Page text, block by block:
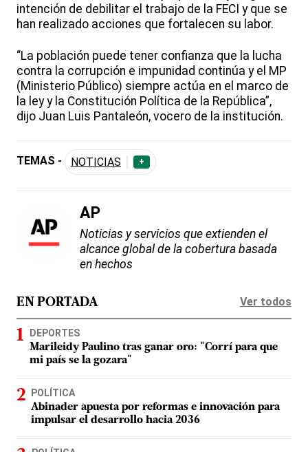
intención de debilitar el trabajo de la FECI y que se
han realizado acciones que fortalecen su labor.
“La población puede tener confianza que la lucha
contra la corrupción e impunidad continúa y el MP
(Ministerio Público) siempre actúa en el marco de
la ley y la Constitución Política de la República”,
dijo Juan Luis Pantaleón, vocero de la institución.
TEMAS - NOTICIAS +
AP
Noticias y servicios que extienden el
alcance global de la cobertura basada
en hechos
EN PORTADA Ver todos
DEPORTES
Marileidy Paulino tras ganar oro: "Corrí para que
mi país se la gozara"
POLÍTICA
Abinader apuesta por reformas e innovación para
impulsar el desarrollo hacia 2036